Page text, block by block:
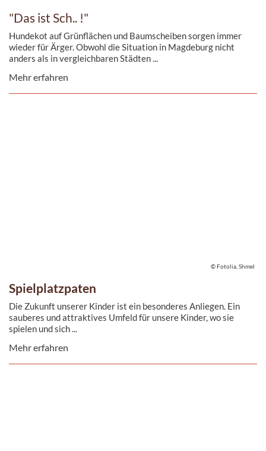
"Das ist Sch.. !"
Hundekot auf Grünflächen und Baumscheiben sorgen immer
wieder für Ärger. Obwohl die Situation in Magdeburg nicht
anders als in vergleichbaren Städten ...
Mehr erfahren
Spielplatzpaten
Die Zukunft unserer Kinder ist ein besonderes Anliegen. Ein
sauberes und attraktives Umfeld für unsere Kinder, wo sie
spielen und sich ...
Mehr erfahren
© Fotolia, Shmel